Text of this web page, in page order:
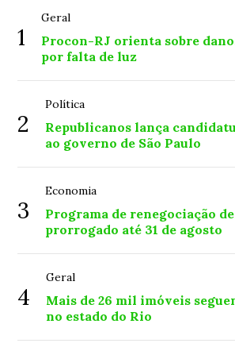
1
Geral
Procon-RJ orienta sobre
por falta de luz
2
Política
Republicanos lança
ao governo de São Paulo
3
Economia
Programa de renegociação
prorrogado até 31 de agosto
4
Geral
Mais de 26 mil imóveis
no estado do Rio